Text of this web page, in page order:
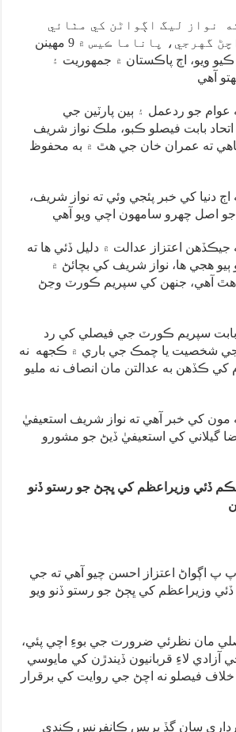
نواز ليگ اڳواڻن کي مٺائي
ورهائڻ تي شرم اچڻ گهرجي، پاناما ڪيس ۾ 9 مهينن
ويو، اڄ پاڪستان ۾ جمهوريت ۽
بابت فيصلو ڪبو، ملڪ نواز شريف
ته عمران خان جي هٿ ۾ به محفوظ
دنيا کي خبر پئجي وئي ته نواز شريف،
اعتزاز عدالت ۾ دليل ڏئي ها ته
هجي ها، نواز شريف کي بچائڻ ۾
هٿ آهي، جنهن کي سپريم ڪورٽ وڃڻ
بابت سپريم ڪورٽ جي فيصلي کي رد
شخصيت يا چمڪ جي باري ۾ ڪجهه نه
ڪڏهن به عدالتن مان انصاف نه مليو
مون کي خبر آهي ته نواز شريف استعيفيٰ
گيلاني کي استعيفيٰ ڏيڻ جو مشورو
ڏئي وزيراعظم کي ڀڄڻ جو رستو ڏنو
۽ پ پ اڳواڻ اعتزاز احسن چيو آهي ته جي
وزيراعظم کي ڀڄڻ جو رستو ڏنو ويو
مان نظرئي ضرورت جي بوءِ اچي پئي،
آزادي لاءِ قربانيون ڏيندڙن کي مايوسي
فيصلو نه اچڻ جي روايت کي برقرار
سان گڏ پريس ڪانفرنس ڪندي